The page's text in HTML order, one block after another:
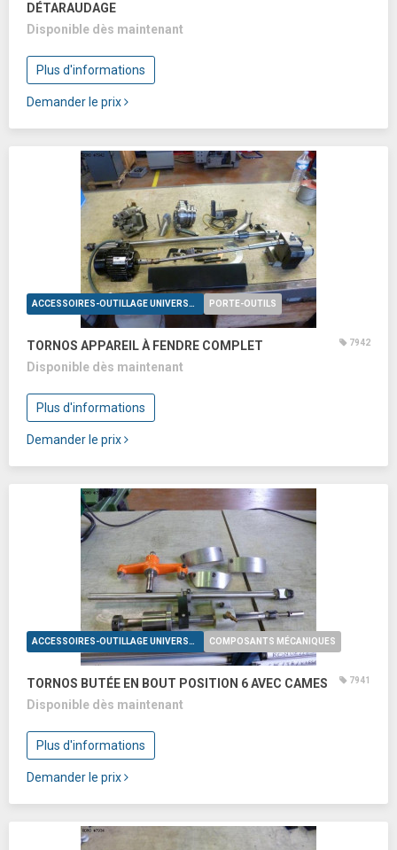
DÉTARAUDAGE
Disponible dès maintenant
Plus d'informations
Demander le prix
ACCESSOIRES-OUTILLAGE UNIVERSELS PORTE-OUTILS
TORNOS APPAREIL À FENDRE COMPLET 7942
Disponible dès maintenant
Plus d'informations
Demander le prix
ACCESSOIRES-OUTILLAGE UNIVERSELS COMPOSANTS MÉCANIQUES
TORNOS BUTÉE EN BOUT POSITION 6 AVEC CAMES 7941
Disponible dès maintenant
Plus d'informations
Demander le prix